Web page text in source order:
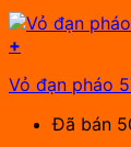
+
Vỏ đạn pháo
Đã bán